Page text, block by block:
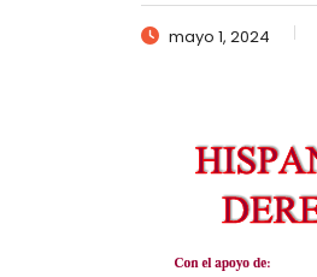
mayo 1, 2024